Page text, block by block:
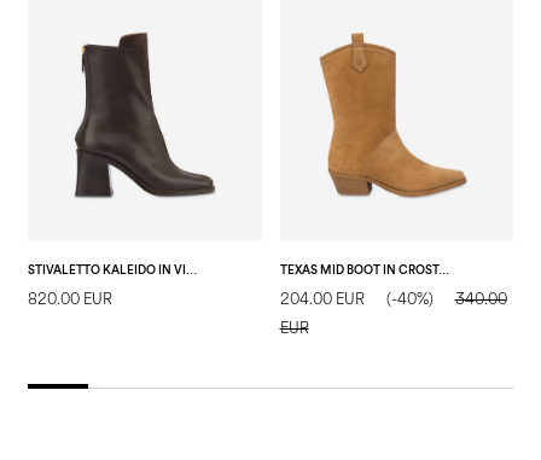
STIVALETTO KALEIDO IN VITELLO T.MORO/T.MORO
820.00 EUR
TEXAS MID BOOT IN CROSTA SAND
204.00 EUR (-40%)
340.00
EUR